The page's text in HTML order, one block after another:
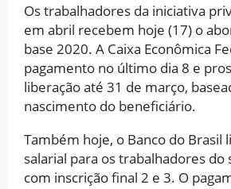
Os trabalhadores da iniciativa
em abril recebem hoje (17) o
base 2020. A Caixa Econômica
pagamento no último dia 8 e
liberação até 31 de março,
nascimento do beneficiário.
Também hoje, o Banco do Brasil
salarial para os trabalhadores do
com inscrição final 2 e 3. O